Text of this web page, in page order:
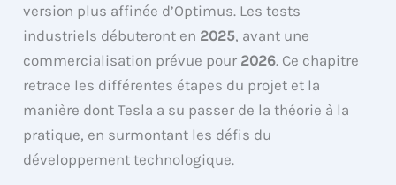
version plus affinée d’Optimus. Les tests
industriels débuteront en 2025, avant une
commercialisation prévue pour 2026. Ce chapitre
retrace les différentes étapes du projet et la
manière dont Tesla a su passer de la théorie à la
pratique, en surmontant les défis du
développement technologique.